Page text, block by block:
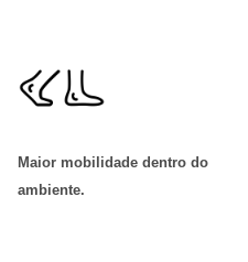
Maior mobilidade dentro do
ambiente.